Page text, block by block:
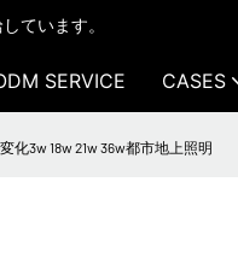
ています。
SERVICE CASES
3w 18w 21w 36w都市地上照明